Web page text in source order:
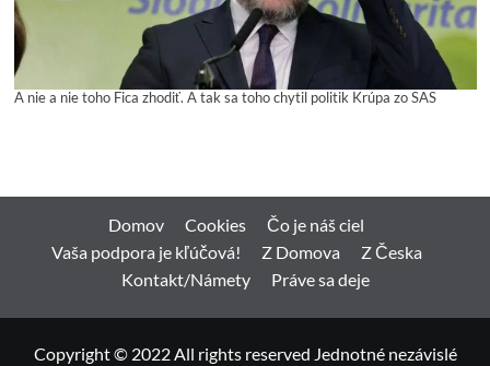
A nie a nie toho Fica zhodiť. A tak sa toho chytil politik Krúpa zo SAS
Domov Cookies
Čo je náš ciel
Vaša podpora je kľúčová!
Z Domova
Z Česka
Kontakt/Námety
Práve sa deje
Copyright © 2022 All rights reserved Jednotné nezávislé